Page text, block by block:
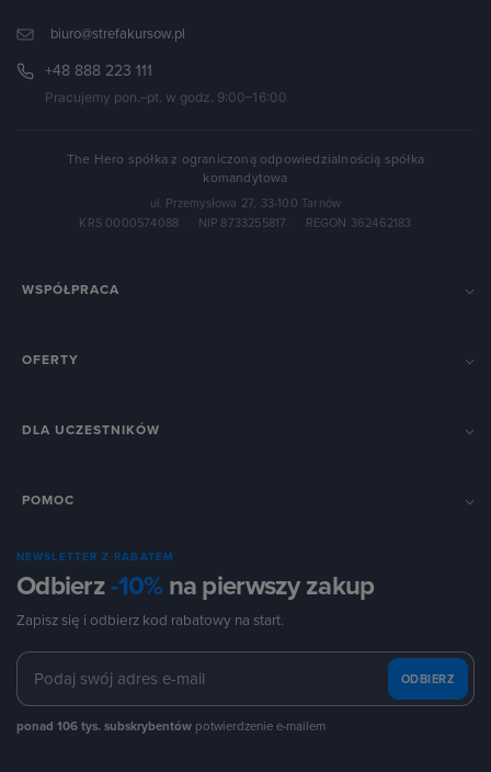
biuro@strefakursow.pl
+48 888 223 111
Pracujemy pon.–pt. w godz. 9:00–16:00
The Hero spółka z ograniczoną odpowiedzialnością spółka
komandytowa
ul. Przemysłowa 27, 33-100 Tarnów
KRS 0000574088
NIP 8733255817 REGON 362462183
WSPÓŁPRACA
OFERTY
DLA UCZESTNIKÓW
POMOC
NEWSLETTER Z RABATEM
Odbierz-10%na pierwszy zakup
Zapisz się i odbierz kod rabatowy na start.
ODBIERZ
ponad 106 tys. subskrybentów potwierdzenie e-mailem